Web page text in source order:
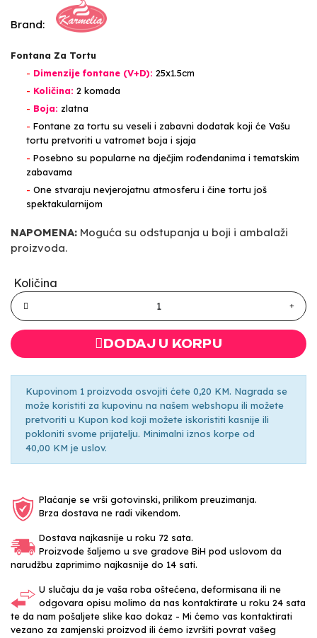
Brand:
Fontana Za Tortu
- Dimenzije fontane (V+D): 25x1.5cm
- Količina: 2 komada
- Boja: zlatna
- Fontane za tortu su veseli i zabavni dodatak koji će Vašu
tortu pretvoriti u vatromet boja i sjaja
- Posebno su popularne na dječjim rođendanima i tematskim
zabavama
- One stvaraju nevjerojatnu atmosferu i čine tortu još
spektakularnijom
NAPOMENA: Moguća su odstupanja u boji i ambalaži
proizvoda.
Količina
DODAJ U KORPU
Kupovinom 1 proizvoda osvojiti ćete 0,20 KM. Nagrada se
može koristiti za kupovinu na našem webshopu ili možete
pretvoriti u Kupon kod koji možete iskoristiti kasnije ili
pokloniti svome prijatelju. Minimalni iznos korpe od
40,00 KM je uslov.
Plaćanje se vrši gotovinski, prilikom preuzimanja.
Brza dostava ne radi vikendom.
Dostava najkasnije u roku 72 sata.
Proizvode šaljemo u sve gradove BiH pod uslovom da
narudžbu zaprimimo najkasnije do 14 sati.
U slučaju da je vaša roba oštećena, deformisana ili ne
odgovara opisu molimo da nas kontaktirate u roku 24 sata
te da nam pošaljete slike kao dokaz - Mi ćemo vas kontaktirati
vezano za zamjenski proizvod ili ćemo izvršiti povrat vašeg